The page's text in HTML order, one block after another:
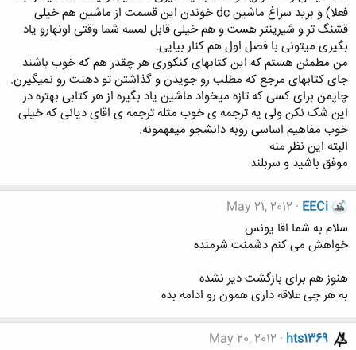
فعلا) و برید سراغ ماشین dc خوندن این قسمت از ماشین هم خیلی
قشنگ تر و شیرینتر هست و هم خیلی قابل لمسه شما وقتی اونهارو یاد
بگیری میتونی با فصل اول هم کنار بیایی.
من مطمئن هستم که این کتابهای کنکوری هر چقدر هم که خوب باشند
جای کتابهای مرجع که مطلب رو جویدن و گذاشتن تو دهنت رو نمیگیرن.
چاپمن برای کسی که تازه میخواد ماشین یاد بگیره از هر کتابی بهتره در
این شک نکن ولی یه ترجمه ی خوب مثله ترجمه ی اقای دیانی که خیلی
خوب مفاهیم اساسی روبه دانشجو میفهمونه.
البته این نظر منه
موفق باشید و سربلند
EECi
May 21, 2012
سلام به شما اقا یونس
خواهش می کنم دشمنت شرمنده
هنوز هم برای بازگشت دیر نشده
به هر چی علاقه داری همون رو ادامه بده
hts1369
May 20, 2012